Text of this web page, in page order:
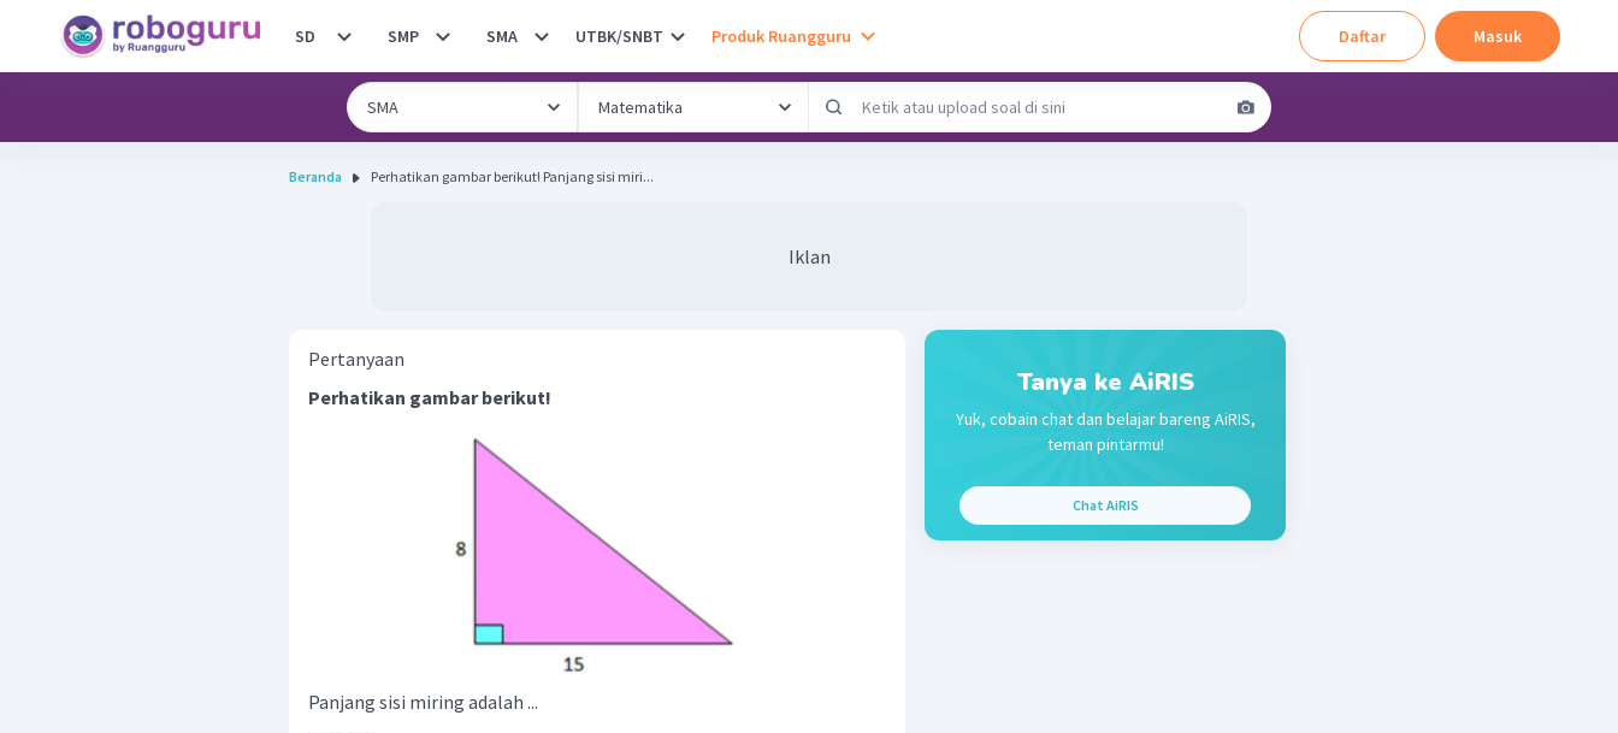
SD SMP SMA UTBK/SNBT Produk Ruangguru Daftar Masuk
Beranda Perhatikan gambar berikut! Panjang sisi miri...
Iklan
Pertanyaan
Perhatikan gambar berikut!
Panjang sisi miring adalah ...
Tanya ke AiRIS
Yuk, cobain chat dan belajar bareng AiRIS,
teman pintarmu!
Chat AiRIS